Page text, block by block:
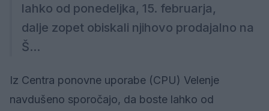
lahko od ponedeljka, 15. februarja,
dalje zopet obiskali njihovo prodajalno na
Š...
Iz Centra ponovne uporabe (CPU) Velenje
navdušeno sporočajo, da boste lahko od